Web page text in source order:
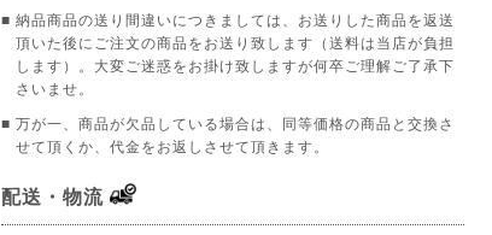
■ 納品商品の送り間違いにつきましては、お送りした商品を返送
頂いた後にご注文の商品をお送り致します（送料は当店が負担
します）。大変ご迷惑をお掛け致しますが何卒ご理解ご了承下
さいませ。
■ 万が一、商品が欠品している場合は、同等価格の商品と交換さ
せて頂くか、代金をお返しさせて頂きます。
配送・物流